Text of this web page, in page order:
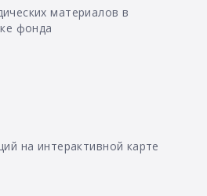
материалов в
фонда
на интерактивной карте